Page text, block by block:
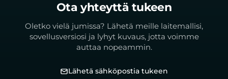
Ota yhteyttä tukeen
Oletko vielä jumissa? Lähetä meille laitemallisi,
sovellusversiosi ja lyhyt kuvaus, jotta voimme
auttaa nopeammin.
Lähetä sähköpostia tukeen